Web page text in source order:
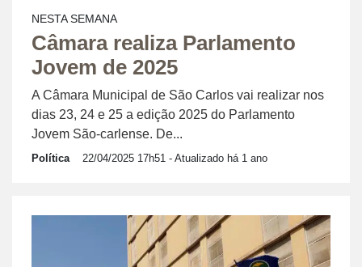
NESTA SEMANA
Câmara realiza Parlamento
Jovem de 2025
A Câmara Municipal de São Carlos vai realizar nos
dias 23, 24 e 25 a edição 2025 do Parlamento
Jovem São-carlense. De...
Política 22/04/2025 17h51 - Atualizado há 1 ano